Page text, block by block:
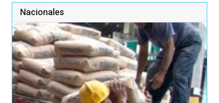
Nacionales